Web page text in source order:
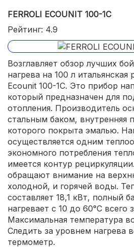
FERROLI ECOUNIT 100-1C
Рейтинг: 4.9
Возглавляет обзор лучших
нагрева на 100 л итальянская
Ecounit 100-1C. Это прибор
который предназначен для
отопления. Производитель
стальным баком, внутренняя
которого покрыта эмалью.
осуществляется одним
экономного потребления
имеется контур
обращают внимание на
холодной, и горячей воды.
составляет 18,1 кВт, полный
нагревает с 10 до 60°С всего
Максимальная температура
Следить за уровнем нагрева
термометр.